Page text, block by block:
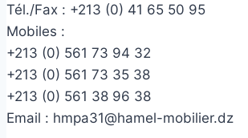
Tél./Fax : +213 (0) 41 65 50 95
Mobiles :
+213 (0) 561 73 94 32
+213 (0) 561 73 35 38
+213 (0) 561 38 96 38
Email : hmpa31@hamel-mobilier.dz